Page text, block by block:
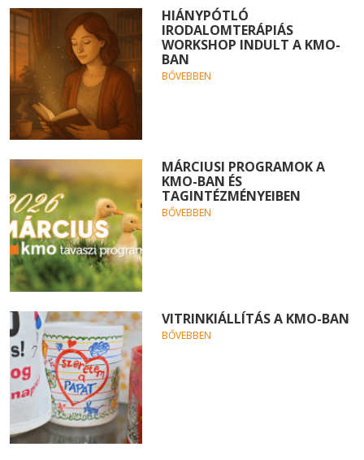
HIÁNYPÓTLÓ
IRODALOMTERÁPIÁS
WORKSHOP INDULT A KMO-
BAN
BŐVEBBEN
MÁRCIUSI PROGRAMOK A
KMO-BAN ÉS
TAGINTÉZMÉNYEIBEN
BŐVEBBEN
VITRINKIÁLLÍTÁS A KMO-BAN
BŐVEBBEN